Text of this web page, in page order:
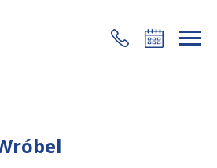
58 200